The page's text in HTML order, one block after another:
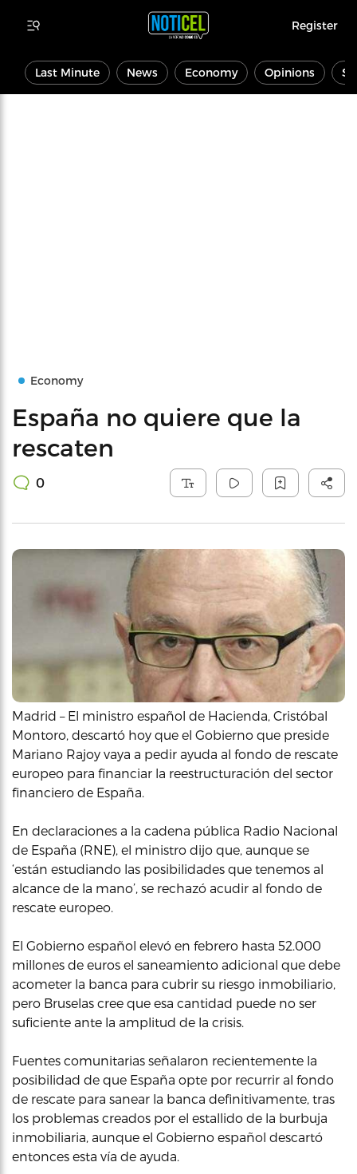
Register
Last Minute News Economy Opinions
Economy
España no quiere que la
rescaten
0
Madrid – El ministro español de Hacienda, Cristóbal
Montoro, descartó hoy que el Gobierno que preside
Mariano Rajoy vaya a pedir ayuda al fondo de rescate
europeo para financiar la reestructuración del sector
financiero de España.
En declaraciones a la cadena pública Radio Nacional
de España (RNE), el ministro dijo que, aunque se
‘están estudiando las posibilidades que tenemos al
alcance de la mano’, se rechazó acudir al fondo de
rescate europeo.
El Gobierno español elevó en febrero hasta 52.000
millones de euros el saneamiento adicional que debe
acometer la banca para cubrir su riesgo inmobiliario,
pero Bruselas cree que esa cantidad puede no ser
suficiente ante la amplitud de la crisis.
Fuentes comunitarias señalaron recientemente la
posibilidad de que España opte por recurrir al fondo
de rescate para sanear la banca definitivamente, tras
los problemas creados por el estallido de la burbuja
inmobiliaria, aunque el Gobierno español descartó
entonces esta vía de ayuda.